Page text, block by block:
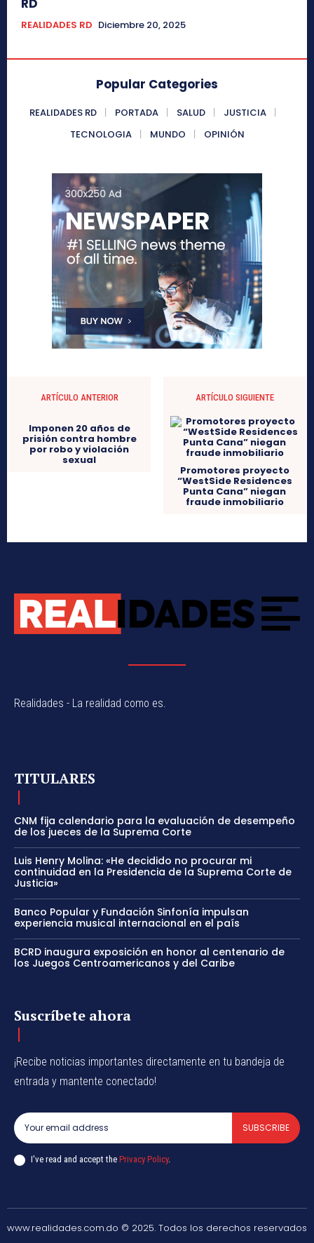
RD
REALIDADES RD Diciembre 20, 2025
Popular Categories
REALIDADES RD PORTADA SALUD
JUSTICIA
TECNOLOGIA
MUNDO OPINIÓN
ARTÍCULO ANTERIOR
Imponen 20 años de
prisión contra hombre
por robo y violación
sexual
ARTÍCULO SIGUIENTE
Promotores proyecto
“WestSide Residences
Punta Cana” niegan
fraude inmobiliario
Realidades - La realidad como es.
TITULARES
CNM fija calendario para la evaluación de desempeño
de los jueces de la Suprema Corte
Luis Henry Molina: «He decidido no procurar mi
continuidad en la Presidencia de la Suprema Corte de
Justicia»
Banco Popular y Fundación Sinfonía impulsan
experiencia musical internacional en el país
BCRD inaugura exposición en honor al centenario de
los Juegos Centroamericanos y del Caribe
Suscríbete ahora
¡Recibe noticias importantes directamente en tu bandeja de
entrada y mantente conectado!
SUBSCRIBE
I've read and accept the Privacy Policy.
www.realidades.com.do © 2025. Todos los derechos reservados